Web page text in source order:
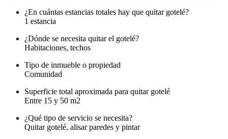
¿En cuántas estancias totales hay que quitar gotelé?
1 estancia
¿Dónde se necesita quitar el gotelé?
Habitaciones, techos
Tipo de inmueble o propiedad
Comunidad
Superficie total aproximada para quitar gotelé
Entre 15 y 50 m2
¿Qué tipo de servicio se necesita?
Quitar gotelé, alisar paredes y pintar